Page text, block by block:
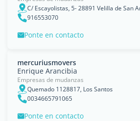
C/ Escayolistas, 5- 28891 Velilla de San
916553070
Ponte en contacto
mercuriusmovers
Enrique Arancibia
Empresas de mudanzas
Quemado 1128817, Los Santos
0034665791065
Ponte en contacto